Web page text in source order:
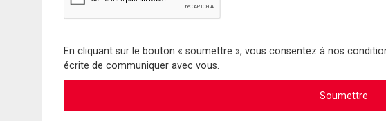
En cliquant sur le bouton « soumettre », vous consentez à nos
écrite de communiquer avec vous.